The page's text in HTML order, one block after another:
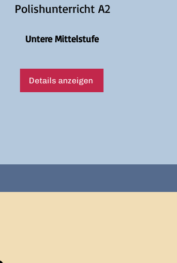
Polishunterricht A2
Untere Mittelstufe
Details anzeigen